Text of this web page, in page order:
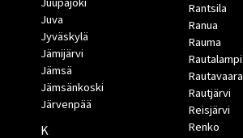
Juva
Jyväskylä
Jämijärvi
Jämsä
Jämsänkoski
Järvenpää
K
Rantsila
Ranua
Rauma
Rautalampi
Rautavaara
Rautjärvi
Reisjärvi
Renko